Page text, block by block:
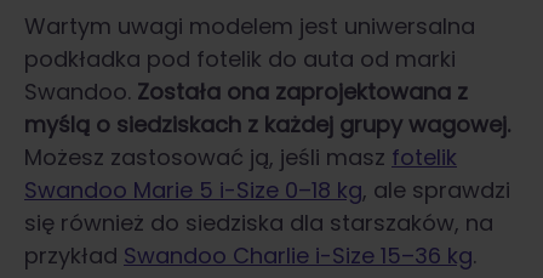
Wartym uwagi modelem jest uniwersalna
podkładka pod fotelik do auta od marki
Swandoo. Została ona zaprojektowana z
myślą o siedziskach z każdej grupy wagowej.
Możesz zastosować ją, jeśli masz fotelik
Swandoo Marie 5 i-Size 0–18 kg, ale sprawdzi
się również do siedziska dla starszaków, na
przykład Swandoo Charlie i-Size 15–36 kg.